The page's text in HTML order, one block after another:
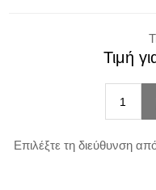
Τιμή
Επιλέξτε τη διεύθυνση